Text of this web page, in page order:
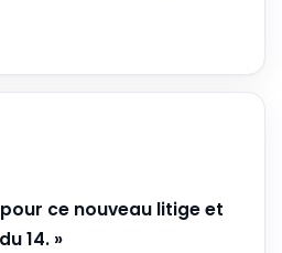
ce nouveau litige et
14. »